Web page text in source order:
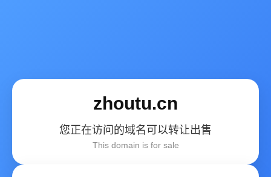
zhoutu.cn
您正在访问的域名可以转让出售
This domain is for sale